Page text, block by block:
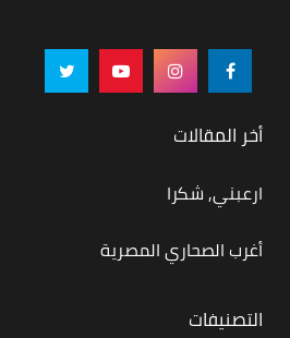
أخر المقالات
ارعبني, شكرا
أغرب الصحاري المصرية
التصنيفات